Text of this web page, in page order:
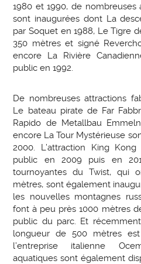
1980 et 1990, de nombreuses
sont inaugurées dont La
par Soquet en 1988, Le Tigre
350 mètres et signé
encore La Rivière
public en 1992.
De nombreuses attractions
Le bateau pirate de Far
Rapido de Metallbau
encore La Tour Mystérieuse
2000. L’attraction King
public en 2009 puis en
tournoyantes du Twist, qui
mètres, sont également
les nouvelles montagnes
font à peu près 1000 mètres
public du parc. Et
longueur de 500 mètres
l’entreprise italienne
aquatiques sont également